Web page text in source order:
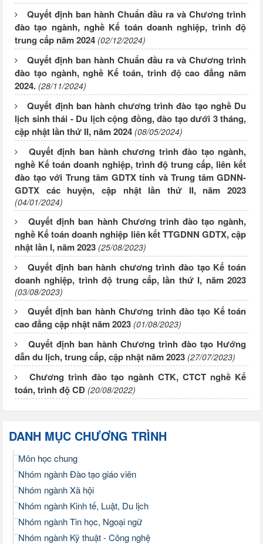
Quyết định ban hành Chuẩn đầu ra và Chương trình
đào tạo ngành, nghề Kế toán doanh nghiệp, trình độ
trung cấp năm 2024 (02/12/2024)
Quyết định ban hành Chuẩn đầu ra và Chương trình
đào tạo ngành, nghề Kế toán, trình độ cao đẳng năm
2024. (28/11/2024)
Quyết định ban hành chương trình đào tạo nghề Du
lịch sinh thái - Du lịch cộng đồng, đào tạo dưới 3 tháng,
cập nhật lần thứ II, năm 2024 (08/05/2024)
Quyết định ban hành chương trình đào tạo ngành,
nghề Kế toán doanh nghiệp, trình độ trung cấp, liên kết
đào tạo với Trung tâm GDTX tỉnh và Trung tâm GDNN-
GDTX các huyện, cập nhật lần thứ II, năm 2023
(04/01/2024)
Quyết định ban hành Chương trình đào tạo ngành,
nghề Kế toán doanh nghiệp liên kết TTGDNN GDTX, cập
nhật lần I, năm 2023 (25/08/2023)
Quyết định ban hành chương trình đào tạo Kế toán
doanh nghiệp, trình độ trung cấp, lần thứ I, năm 2023
(03/08/2023)
Quyết định ban hành Chương trình đào tạo Kế toán
cao đẳng cập nhật năm 2023 (01/08/2023)
Quyết định ban hành Chương trình đào tạo Hướng
dẫn du lịch, trung cấp, cập nhật năm 2023 (27/07/2023)
Chương trình đào tạo ngành CTK, CTCT nghề Kế
toán, trình độ CĐ (20/08/2022)
DANH MỤC CHƯƠNG TRÌNH
Môn học chung
Nhóm ngành Đào tạo giáo viên
Nhóm ngành Xã hội
Nhóm ngành Kinh tế, Luật, Du lịch
Nhóm ngành Tin học, Ngoại ngữ
Nhóm ngành Kỹ thuật - Công nghệ